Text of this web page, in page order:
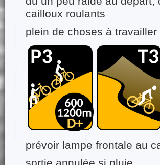
cailloux roulants
plein de choses à
prévoir lampe frontale au